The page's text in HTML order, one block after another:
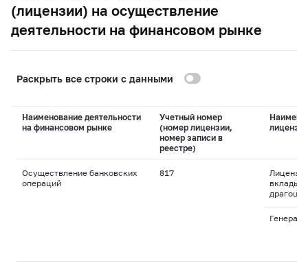
(лицензии) на осуществление
деятельности на финансовом рынке
Раскрыть все строки с данными
Наименование деятельности
на финансовом рынке
Учетный номер
(номер лицензии,
номер записи в
реестре)
лицензии
Осуществление банковских
операций
817
вклады